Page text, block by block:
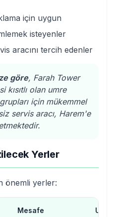
için uygun
isteyenler
aracını tercih edenler
göre, Farah Tower
olan umre
için mükemmel
servis aracı, Harem'e
Yerler
önemli yerler:
Mesafe